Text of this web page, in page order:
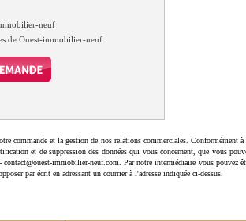
neuf
de Ouest-immobilier-neuf
commande et la gestion de nos relations commerciales. Conformément à
et de suppression des données qui vous concernent, que vous
immobilier-neuf.com. Par notre intermédiaire vous pouvez
par écrit en adressant un courrier à l'adresse indiquée ci-dessus.